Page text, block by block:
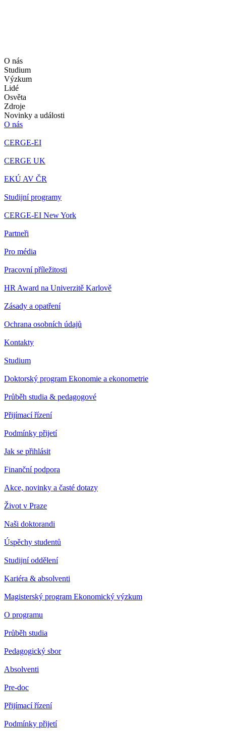
O nás
Studium
Výzkum
Lidé
Osvěta
Zdroje
Novinky a události
O nás
CERGE-EI
CERGE UK
EKÚ AV ČR
Studijní programy
CERGE-EI New York
Partneři
Pro média
Pracovní příležitosti
HR Award na Univerzitě Karlově
Zásady a opatření
Ochrana osobních údajů
Kontakty
Studium
Doktorský program Ekonomie a ekonometrie
Průběh studia & pedagogové
Přijímací řízení
Podmínky přijetí
Jak se přihlásit
Finanční podpora
Akce, novinky a časté dotazy
Život v Praze
Naši doktorandi
Úspěchy studentů
Studijní oddělení
Kariéra & absolventi
Magisterský program Ekonomický výzkum
O programu
Průběh studia
Pedagogický sbor
Absolventi
Pre-doc
Přijímací řízení
Podmínky přijetí